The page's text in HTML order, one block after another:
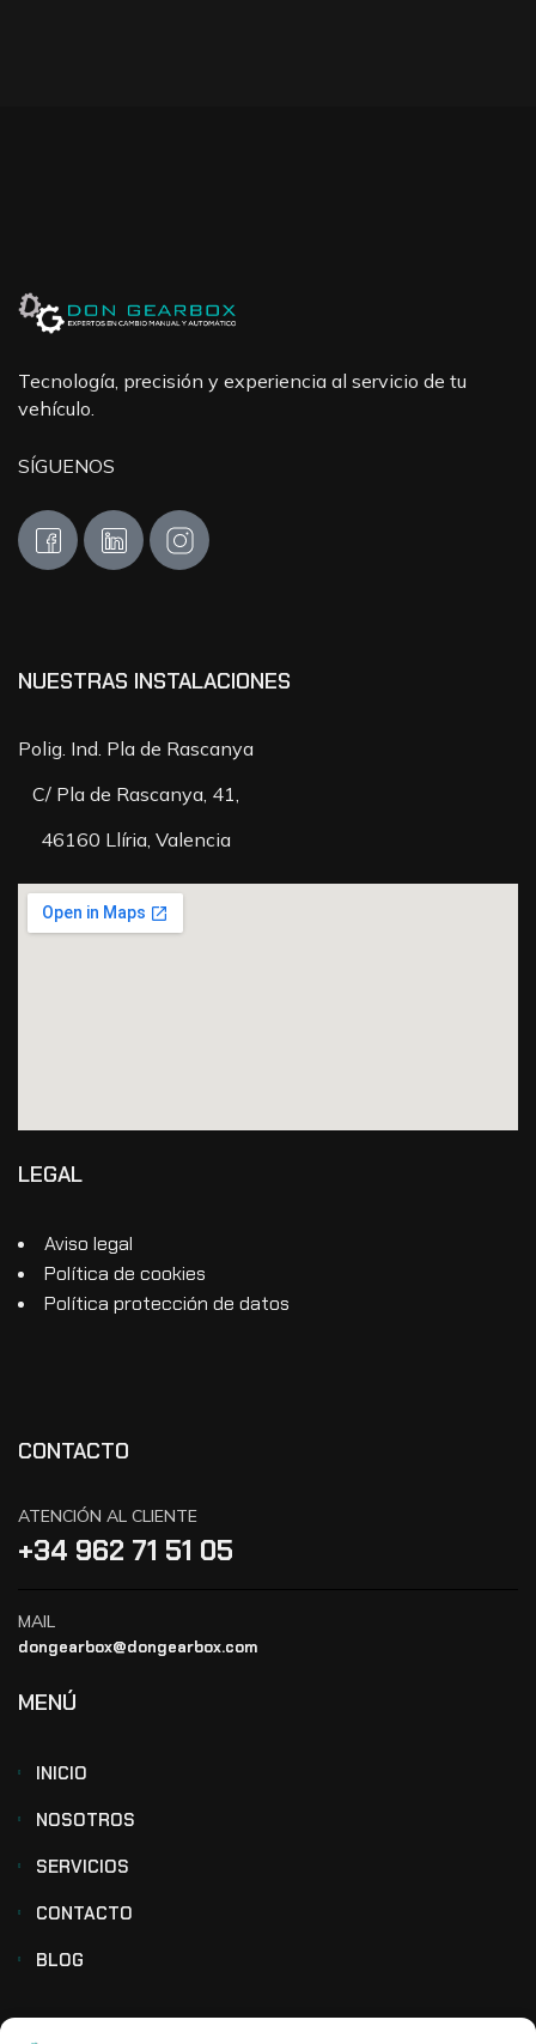
Tecnología, precisión y experiencia al servicio de tu
vehículo.
SÍGUENOS
NUESTRAS INSTALACIONES
Polig. Ind. Pla de Rascanya
C/ Pla de Rascanya, 41,
46160 Llíria, Valencia
LEGAL
Aviso legal
Política de cookies
Política protección de datos
CONTACTO
ATENCIÓN AL CLIENTE
+34 962 71 51 05
MAIL
dongearbox@dongearbox.com
MENÚ
INICIO
NOSOTROS
SERVICIOS
CONTACTO
BLOG